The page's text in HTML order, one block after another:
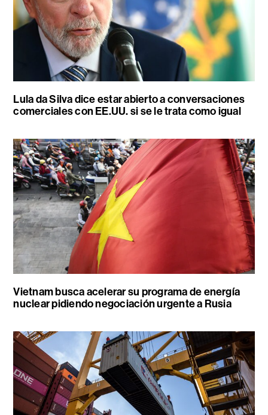
Lula da Silva dice estar abierto a conversaciones
comerciales con EE.UU. si se le trata como igual
Vietnam busca acelerar su programa de energía
nuclear pidiendo negociación urgente a Rusia